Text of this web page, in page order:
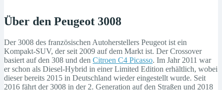
Über den Peugeot 3008
Der 3008 des französischen Autoherstellers Peugeot ist ein
Kompakt-SUV, der seit 2009 auf dem Markt ist. Der Crossover
basiert auf den 308 und den Citroen C4 Picasso. Im Jahr 2011 war
er schon als Diesel-Hybrid in einer Limited Edition erhältlich, wobei
dieser bereits 2015 in Deutschland wieder eingestellt wurde. Seit
2016 fährt der 3008 in der 2. Generation auf den Straßen und 2018